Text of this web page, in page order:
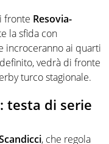
fronte Resovia-
la sfida con
incroceranno ai quarti
vedrà di fronte
turco stagionale.
testa di serie
, che regola